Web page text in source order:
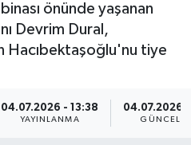
önünde yaşanan
Devrim Dural,
Hacıbektaşoğlu'nu tiye
04.07.2026 - 13:38
YAYINLANMA
04.07.2026